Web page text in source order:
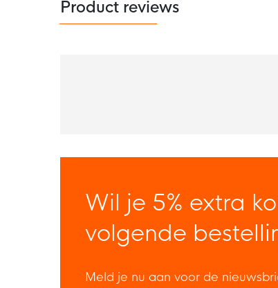
Product reviews
Wil je 5% extra
volgende
Meld je nu aan voor de